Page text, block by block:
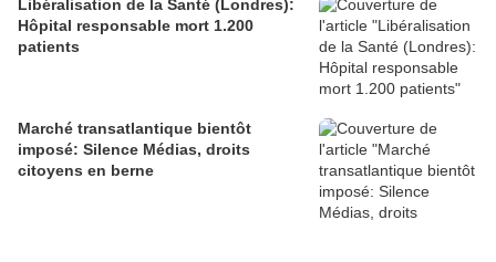
Libéralisation de la Santé (Londres):
Hôpital responsable mort 1.200
patients
Marché transatlantique bientôt
imposé: Silence Médias, droits
citoyens en berne